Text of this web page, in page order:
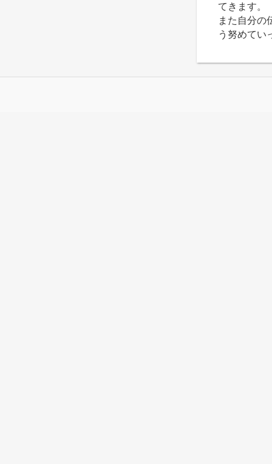
てきます。
また自分の
う努めてい